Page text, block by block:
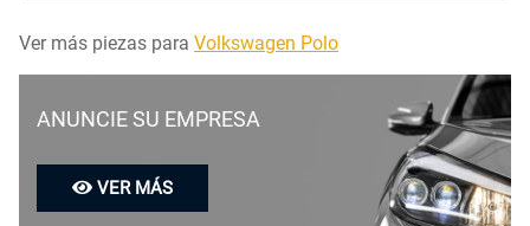
Ver más piezas para Volkswagen Polo
ANUNCIE SU EMPRESA
VER MÁS